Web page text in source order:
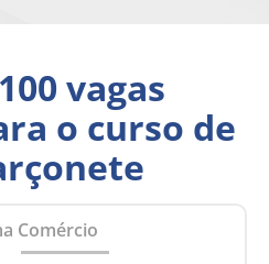
vagas
o curso de
Comércio